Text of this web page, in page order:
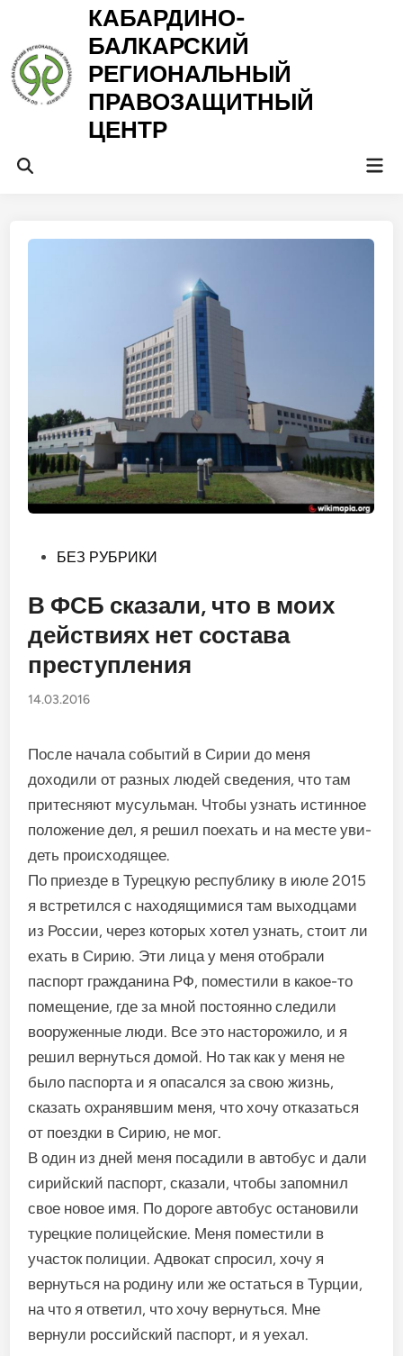
содержимому
КАБАРДИНО-
БАЛКАРСКИЙ
РЕГИОНАЛЬНЫЙ
ПРАВОЗАЩИТНЫЙ
ЦЕНТР
Открыть
Опубликовано
БЕЗ РУБРИКИ
В ФСБ сказали, что в моих
действиях нет состава
преступления
14.03.2016
После начала событий в Си­рии до меня
доходили от разных людей сведения, что там
при­тесняют мусульман. Чтобы уз­нать истинное
положение дел, я решил поехать и на месте уви­
деть происходящее.
По приезде в Турецкую ре­спублику в июле 2015
я встре­тился с находящимися там выходцами
из России, через кото­рых хотел узнать, стоит ли
ехать в Сирию. Эти лица у меня ото­брали
паспорт гражданина РФ, поместили в какое-то
помеще­ние, где за мной постоянно сле­дили
вооруженные люди. Все это насторожило, и я
решил вер­нуться домой. Но так как у меня не
было паспорта и я опасался за свою жизнь,
сказать охраняв­шим меня, что хочу отказаться
от поездки в Сирию, не мог.
В один из дней меня посади­ли в автобус и дали
сирийский паспорт, сказали, чтобы запом­нил
свое новое имя. По дороге автобус остановили
турецкие полицейские. Меня поместили в
участок полиции. Адвокат спро­сил, хочу я
вернуться на роди­ну или же остаться в Турции,
на что я ответил, что хочу вернуть­ся. Мне
вернули российский па­спорт, и я уехал.